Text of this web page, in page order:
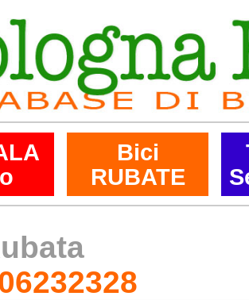
Bici
RUBATE